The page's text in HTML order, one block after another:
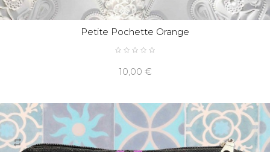
Petite Pochette Orange
10,00 €
repeat